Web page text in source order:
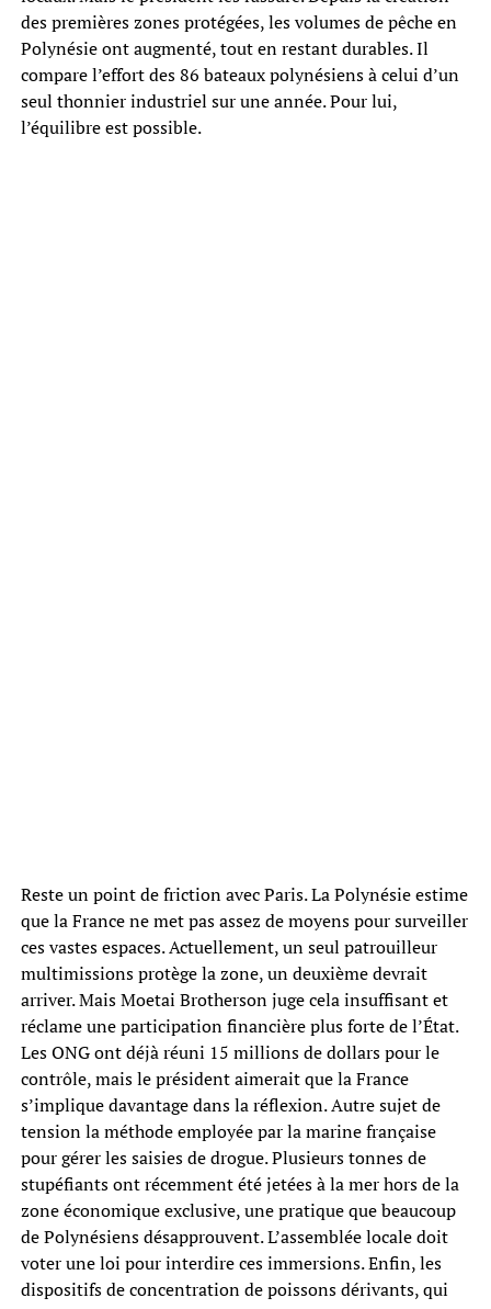
des premières zones protégées, les volumes de pêche en
Polynésie ont augmenté, tout en restant durables. Il
compare l’effort des 86 bateaux polynésiens à celui d’un
seul thonnier industriel sur une année. Pour lui,
l’équilibre est possible.
Reste un point de friction avec Paris. La Polynésie estime
que la France ne met pas assez de moyens pour surveiller
ces vastes espaces. Actuellement, un seul patrouilleur
multimissions protège la zone, un deuxième devrait
arriver. Mais Moetai Brotherson juge cela insuffisant et
réclame une participation financière plus forte de l’État.
Les ONG ont déjà réuni 15 millions de dollars pour le
contrôle, mais le président aimerait que la France
s’implique davantage dans la réflexion. Autre sujet de
tension la méthode employée par la marine française
pour gérer les saisies de drogue. Plusieurs tonnes de
stupéfiants ont récemment été jetées à la mer hors de la
zone économique exclusive, une pratique que beaucoup
de Polynésiens désapprouvent. L’assemblée locale doit
voter une loi pour interdire ces immersions. Enfin, les
dispositifs de concentration de poissons dérivants, qui